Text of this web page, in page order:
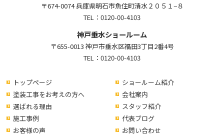
〒674-0074 兵庫県明石市魚住町清水２０５１−８
TEL： 0120-00-4103
神戸垂水ショールーム
〒655-0013 神戸市垂水区福田3丁目2番4号
TEL： 0120-00-4103
トップページ
塗装工事をお考えの方へ
選ばれる理由
ショールーム紹介
会社案内
スタッフ紹介
施工事例
お客様の声
代表ブログ
お問い合わせ